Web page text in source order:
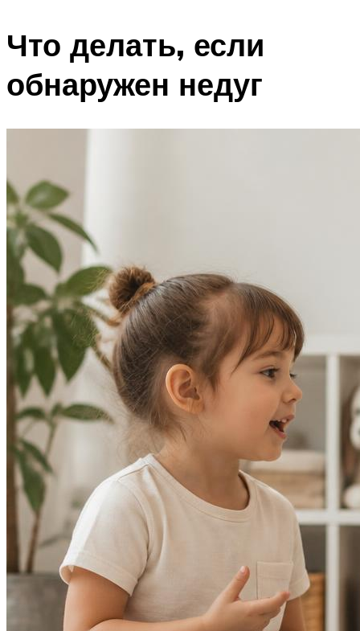
Что делать, если
обнаружен недуг